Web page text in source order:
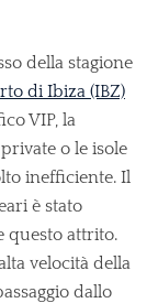
della stagione
di Ibiza (IBZ)
VIP, la
o le isole
inefficiente. Il
è stato
questo attrito.
velocità della
dallo